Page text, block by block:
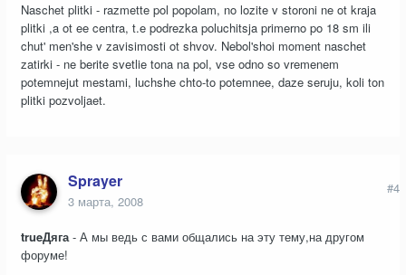
Naschet plitki - razmette pol popolam, no lozite v storoni ne ot kraja
plitki ,a ot ee centra, t.e podrezka poluchitsja primerno po 18 sm ili
chut' men'she v zavisimosti ot shvov. Nebol'shoi moment naschet
zatirki - ne berite svetlie tona na pol, vse odno so vremenem
potemnejut mestami, luchshe chto-to potemnee, daze seruju, koli ton
plitki pozvoljaet.
Sprayer
3 марта, 2008
#4
trueДяга- А мы ведь с вами общались на эту тему,на другом
форуме!